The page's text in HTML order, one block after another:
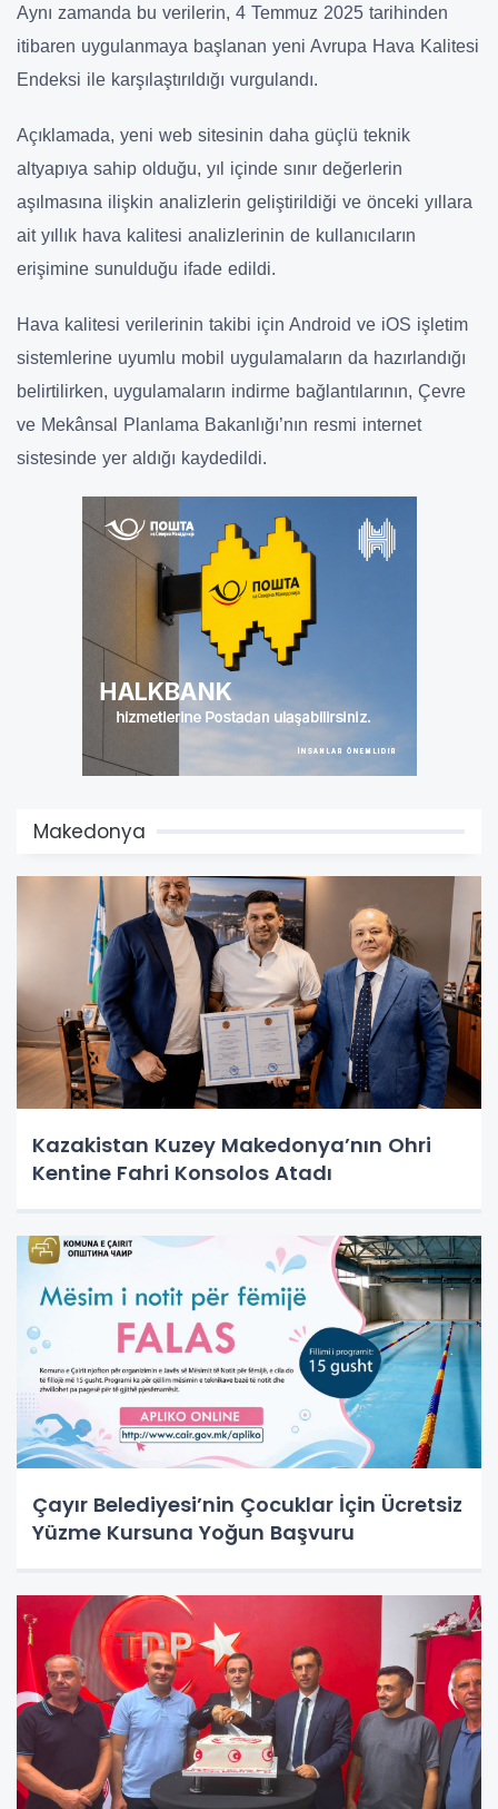
Aynı zamanda bu verilerin, 4 Temmuz 2025 tarihinden
itibaren uygulanmaya başlanan yeni Avrupa Hava Kalitesi
Endeksi ile karşılaştırıldığı vurgulandı.
Açıklamada, yeni web sitesinin daha güçlü teknik
altyapıya sahip olduğu, yıl içinde sınır değerlerin
aşılmasına ilişkin analizlerin geliştirildiği ve önceki yıllara
ait yıllık hava kalitesi analizlerinin de kullanıcıların
erişimine sunulduğu ifade edildi.
Hava kalitesi verilerinin takibi için Android ve iOS işletim
sistemlerine uyumlu mobil uygulamaların da hazırlandığı
belirtilirken, uygulamaların indirme bağlantılarının, Çevre
ve Mekânsal Planlama Bakanlığı’nın resmi internet
sistesinde yer aldığı kaydedildi.
Makedonya
Kazakistan Kuzey Makedonya’nın Ohri
Kentine Fahri Konsolos Atadı
Çayır Belediyesi’nin Çocuklar İçin Ücretsiz
Yüzme Kursuna Yoğun Başvuru